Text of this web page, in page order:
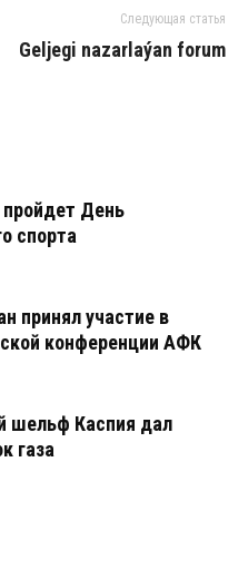
Следующая статья
Gel­je­gi na­zar­la­ýan fo­rum
День
спорта
принял участие в
конференции АФК
шельф Каспия дал
газа